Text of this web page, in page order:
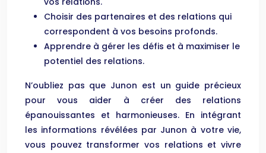
Choisir des partenaires et des relations qui
correspondent à vos besoins profonds.
Apprendre à gérer les défis et à maximiser le
potentiel des relations.
N’oubliez pas que Junon est un guide précieux
pour vous aider à créer des relations
épanouissantes et harmonieuses. En intégrant
les informations révélées par Junon à votre vie,
vous pouvez transformer vos relations et vivre